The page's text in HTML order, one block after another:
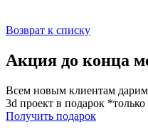
Возврат к списку
Акция до конца
Всем новым клиентам дарим
3d проект в подарок
Получить подарок